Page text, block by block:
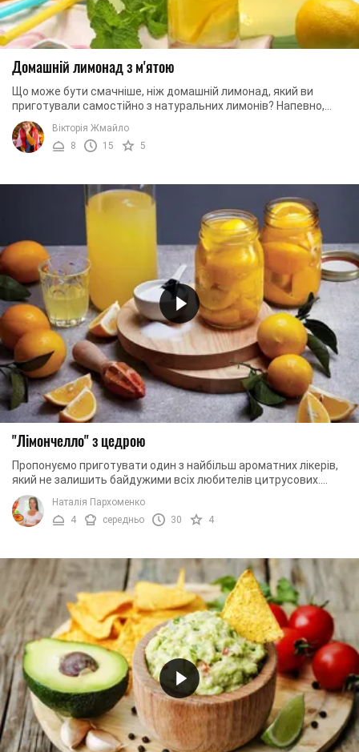
Домашній лимонад з м'ятою
Що може бути смачніше, ніж домашній лимонад, який ви
приготували самостійно з натуральних лимонів? Напевно,
саме цей напій у багатьох жарким літом є ...
Вікторія Жмайло
8
15 5
"Лімончелло" з цедрою
Пропонуємо приготувати один з найбільш ароматних лікерів,
який не залишить байдужими всіх любителів цитрусових.
Лікер з цедрою п'ється дуже легко. ...
Наталія Пархоменко
4
середньо 30 4